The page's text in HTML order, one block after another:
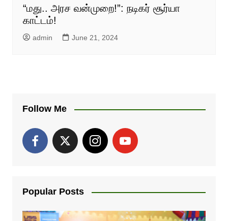
“மது.. அரச வன்முறை!”: நடிகர் சூர்யா
காட்டம்!
admin June 21, 2024
Follow Me
Popular Posts